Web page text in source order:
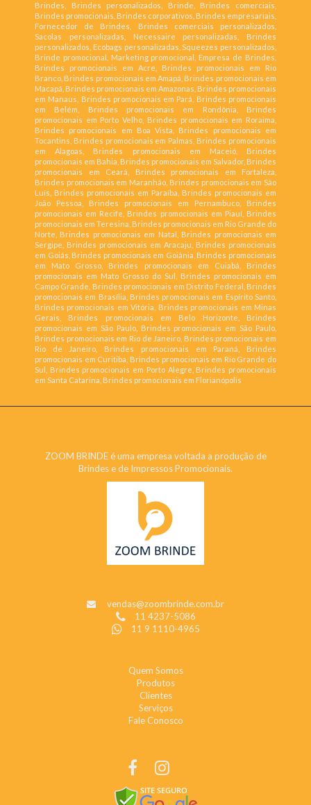
Brindes, Brindes personalizados, Brinde, Brindes comerciais,
Brindes promocionais, Brindes corporativos, Brindes empresariais,
Fornecedor de Brindes, Brindes comerciais personalizados,
Sacolas personalizadas, Necessaire personalizadas, Brindes
personalizados, Ecobags personalizadas, Squeezes personalizados,
Brinde promocional, Marketing promocional, Empresa de Brindes,
Brindes promocionais em Acre, Brindes promocionais em Rio
Branco, Brindes promocionais em Amapá, Brindes promocionais em
Macapá, Brindes promocionais em Amazonas, Brindes promocionais
em Manaus, Brindes promocionais em Pará, Brindes promocionais
em Belém, Brindes promocionais em Rondônia, Brindes
promocionais em Porto Velho, Brindes promocionais em Roraima,
Brindes promocionais em Boa Vista, Brindes promocionais em
Tocantins, Brindes promocionais em Palmas, Brindes promocionais
em Alagoas, Brindes promocionais em Maceió, Brindes
promocionais em Bahia, Brindes promocionais em Salvador, Brindes
promocionais em Ceará, Brindes promocionais em Fortaleza,
Brindes promocionais em Maranhão, Brindes promocionais em São
Luís, Brindes promocionais em Paraíba, Brindes promocionais em
João Pessoa, Brindes promocionais em Pernambuco, Brindes
promocionais em Recife, Brindes promocionais em Piauí, Brindes
promocionais em Teresina, Brindes promocionais em Rio Grande do
Norte, Brindes promocionais em Natal, Brindes promocionais em
Sergipe, Brindes promocionais em Aracaju, Brindes promocionais
em Goiás, Brindes promocionais em Goiânia, Brindes promocionais
em Mato Grosso, Brindes promocionais em Cuiabá, Brindes
promocionais em Mato Grosso do Sul, Brindes promocionais em
Campo Grande, Brindes promocionais em Distrito Federal, Brindes
promocionais em Brasília, Brindes promocionais em Espírito Santo,
Brindes promocionais em Vitória, Brindes promocionais em Minas
Gerais, Brindes promocionais em Belo Horizonte, Brindes
promocionais em São Paulo, Brindes promocionais em São Paulo,
Brindes promocionais em Rio de Janeiro, Brindes promocionais em
Rio de Janeiro, Brindes promocionais em Paraná, Brindes
promocionais em Curitiba, Brindes promocionais em Rio Grande do
Sul, Brindes promocionais em Porto Alegre, Brindes promocionais
em Santa Catarina, Brindes promocionais em Florianópolis
ZOOM BRINDE é uma empresa voltada a produção de
Brindes e de Impressos Promocionais.
vendas@zoombrinde.com.br
11 4237-5086
11 9 1110-4965
Quem Somos
Produtos
Clientes
Serviços
Fale Conosco